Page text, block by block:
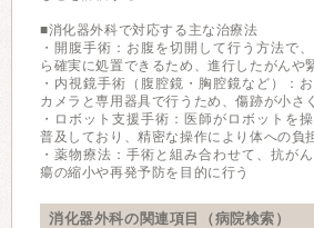
■消化器外科で対応する主な治療法
・開腹手術：お腹を切開して行う方法で
ら確実に処置できるため、進行したがんや
・内視鏡手術（腹腔鏡・胸腔鏡など）：
カメラと専用器具で行うため、傷跡が小さ
・ロボット支援手術：医師がロボットを
普及しており、精密な操作により体への負
・薬物療法：手術と組み合わせて、抗が
瘍の縮小や再発予防を目的に行う
消化器外科の関連項目（病院検索）